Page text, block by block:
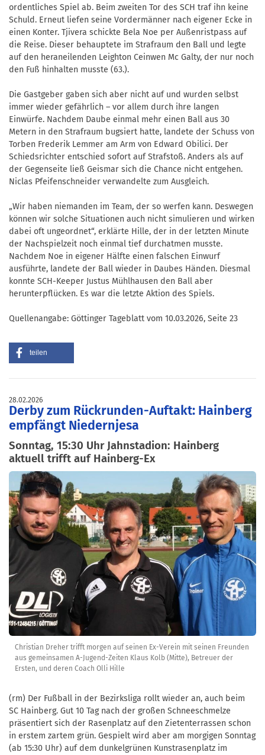
ordentliches Spiel ab. Beim zweiten Tor des SCH traf ihn keine
Schuld. Erneut liefen seine Vordermänner nach eigener Ecke in
einen Konter. Tjivera schickte Bela Noe per Außenristpass auf
die Reise. Dieser behauptete im Strafraum den Ball und legte
auf den heraneilenden Leighton Ceinwen Mc Galty, der nur noch
den Fuß hinhalten musste (63.).
Die Gastgeber gaben sich aber nicht auf und wurden selbst
immer wieder gefährlich – vor allem durch ihre langen
Einwürfe. Nachdem Daube einmal mehr einen Ball aus 30
Metern in den Strafraum bugsiert hatte, landete der Schuss von
Torben Frederik Lemmer am Arm von Edward Obilici. Der
Schiedsrichter entschied sofort auf Strafstoß. Anders als auf
der Gegenseite ließ Geismar sich die Chance nicht entgehen.
Niclas Pfeifenschneider verwandelte zum Ausgleich.
„Wir haben niemanden im Team, der so werfen kann. Deswegen
können wir solche Situationen auch nicht simulieren und wirken
dabei oft ungeordnet“, erklärte Hille, der in der letzten Minute
der Nachspielzeit noch einmal tief durchatmen musste.
Nachdem Noe in eigener Hälfte einen falschen Einwurf
ausführte, landete der Ball wieder in Daubes Händen. Diesmal
konnte SCH-Keeper Justus Mühlhausen den Ball aber
herunterpflücken. Es war die letzte Aktion des Spiels.
Quellenangabe: Göttinger Tageblatt vom 10.03.2026, Seite 23
teilen
28.02.2026
Derby zum Rückrunden-Auftakt: Hainberg
empfängt Niedernjesa
Sonntag, 15:30 Uhr Jahnstadion: Hainberg
aktuell trifft auf Hainberg-Ex
Christian Dreher trifft morgen auf seinen Ex-Verein mit seinen Freunden
aus gemeinsamen A-Jugend-Zeiten Klaus Kolb (Mitte), Betreuer der
Ersten, und deren Coach Olli Hille
(rm) Der Fußball in der Bezirksliga rollt wieder an, auch beim
SC Hainberg. Gut 10 Tag nach der großen Schneeschmelze
präsentiert sich der Rasenplatz auf den Zietenterrassen schon
in erstem zartem grün. Gespielt wird aber am morgigen Sonntag
(ab 15:30 Uhr) auf dem dunkelgrünen Kunstrasenplatz im